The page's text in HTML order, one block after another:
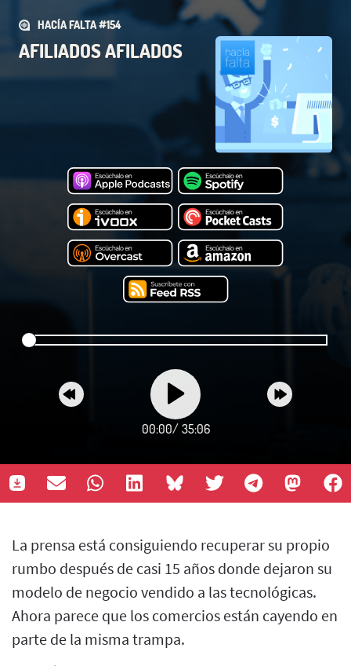
HACÍA FALTA #154
AFILIADOS AFILADOS
00:00/ 35:06
La prensa está consiguiendo recuperar su propio
rumbo después de casi 15 años donde dejaron su
modelo de negocio vendido a las tecnológicas.
Ahora parece que los comercios están cayendo en
parte de la misma trampa.